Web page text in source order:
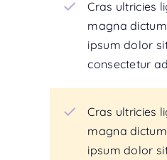
Cras ultricies
magna
ipsum dolor
consectetur
Cras ultricies
magna
ipsum dolor